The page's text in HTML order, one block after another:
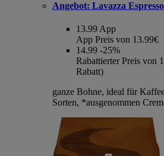
Angebot: Lavazza
13.99 App
App Preis von 13.99€
14.99 -25%
Rabattierter Preis von
Rabatt)
ganze Bohne, ideal für
Sorten, *ausgenommen